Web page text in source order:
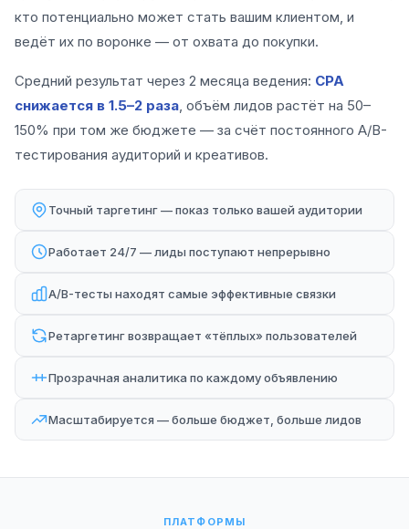
кто потенциально может стать вашим клиентом, и
ведёт их по воронке — от охвата до покупки.
Средний результат через 2 месяца ведения: CPA
снижается в 1.5–2 раза, объём лидов растёт на 50–
150% при том же бюджете — за счёт постоянного A/B-
тестирования аудиторий и креативов.
Точный таргетинг — показ только вашей аудитории
Работает 24/7 — лиды поступают непрерывно
A/B-тесты находят самые эффективные связки
Ретаргетинг возвращает «тёплых» пользователей
Прозрачная аналитика по каждому объявлению
Масштабируется — больше бюджет, больше лидов
ПЛАТФОРМЫ